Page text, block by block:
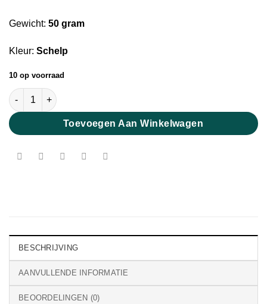
Gewicht: 50 gram
Kleur: Schelp
10 op voorraad
Extra Fijne Merino Lontwol Blush 19 micron aantal
Toevoegen Aan Winkelwagen
BESCHRIJVING
AANVULLENDE INFORMATIE
BEOORDELINGEN (0)